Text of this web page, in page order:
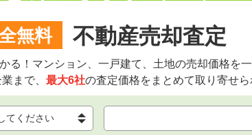
無料 不動産売却査定
る！マンション、一戸建て、土地の売却価格を一
まで、 最大6社の査定価格をまとめて取り寄せら